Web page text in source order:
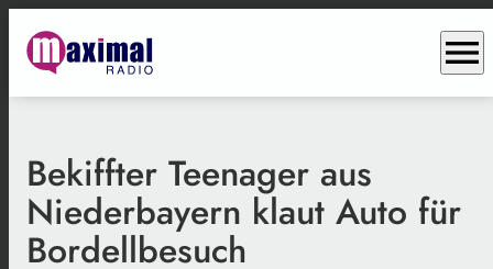
menu
Bekiffter Teenager aus
Niederbayern klaut Auto für
Bordellbesuch